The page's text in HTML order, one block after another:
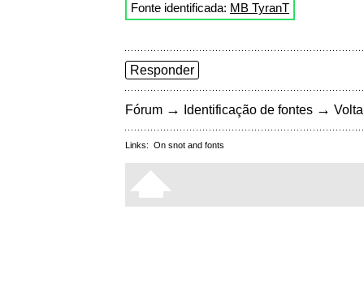
Fonte identificada: MB TyranT
Responder
Fórum → Identificação de fontes →
Links: On snot and fonts